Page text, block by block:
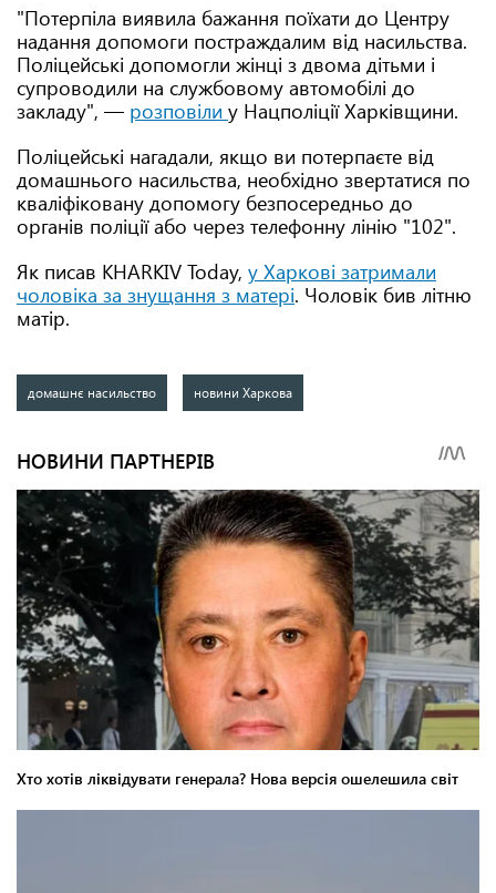
"Потерпіла виявила бажання поїхати до Центру
надання допомоги постраждалим від насильства.
Поліцейські допомогли жінці з двома дітьми і
супроводили на службовому автомобілі до
закладу", — розповіли у Нацполіції Харківщини.
Поліцейські нагадали, якщо ви потерпаєте від
домашнього насильства, необхідно звертатися по
кваліфіковану допомогу безпосередньо до
органів поліції або через телефонну лінію "102".
Як писав KHARKIV Today, у Харкові затримали
чоловіка за знущання з матері. Чоловік бив літню
матір.
домашнє насильство новини Харкова